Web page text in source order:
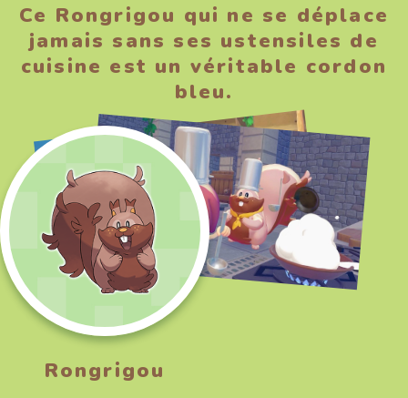
Ce Rongrigou qui ne se déplace
jamais sans ses ustensiles de
cuisine est un véritable cordon
bleu.
Rongrigou